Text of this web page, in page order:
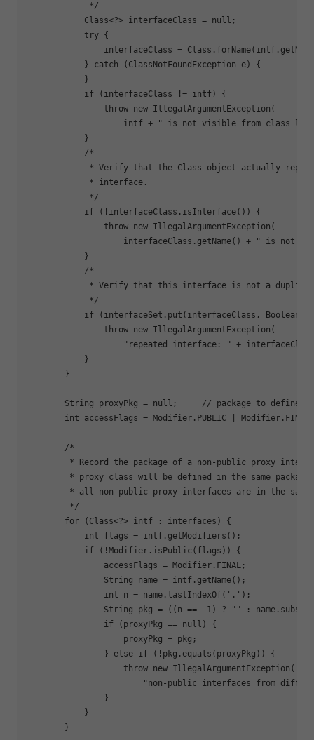
             */
            Class<?> interfaceClass = null;
            try {
interfaceClass =
            } catch (ClassNotFoundException e) {
            }
if (interfaceClass != intf) {
                throw new IllegalArgumentException(
                    intf +
" is not visible from class
            }
            /*
* Verify that the Class object actually
             * interface.
             */
if (!interfaceClass.isInterface()) {
                throw new IllegalArgumentException(
                    interfaceClass.getName() +
" is not an
            }
            /*
* Verify that this interface is not a
             */
if (interfaceSet.put(interfaceClass,
                throw new IllegalArgumentException(
"repeated interface: "
+
            }
        }
String proxyPkg = null;     // package to define
        int accessFlags = Modifier.PUBLIC | Modifier.FINAL;
        /*
* Record the package of a non-public proxy
         * proxy class will be defined
in the same
         * all non-public proxy interfaces are
in the same
         */
for (Class<?> intf : interfaces) {
            int flags = intf.getModifiers();
if (!Modifier.isPublic(flags)) {
                accessFlags = Modifier.FINAL;
                String name = intf.getName();
                int n = name.lastIndexOf(
'.' );
                String pkg = ((n == -1) ?
""
:
if (proxyPkg == null) {
                    proxyPkg = pkg;
                }
else if (!pkg.equals(proxyPkg)) {
                    throw new IllegalArgumentException(
"non-public interfaces from
                }
            }
        }